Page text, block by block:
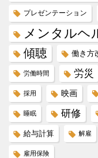
プレゼンテーション
メンタルヘ
傾聴 働き方
労働時間 労災
採用 映画
睡眠 研修
給与計算 解雇
雇用保険